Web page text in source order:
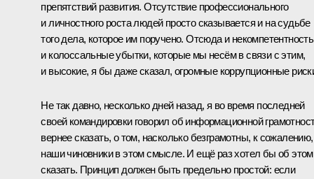
препятствий развития. Отсутствие профессионального
и личностного роста людей просто сказывается и на судьбе
того дела, которое им поручено. Отсюда и
и колоссальные убытки, которые мы несём в связи с этим,
и высокие, я бы даже сказал, огромные коррупционные
Не так давно, несколько дней назад, я во время последней
своей командировки говорил об информационной
вернее сказать, о том, насколько безграмотны, к сожалению,
наши чиновники в этом смысле. И ещё раз хотел бы об этом
сказать. Принцип должен быть предельно простой: если